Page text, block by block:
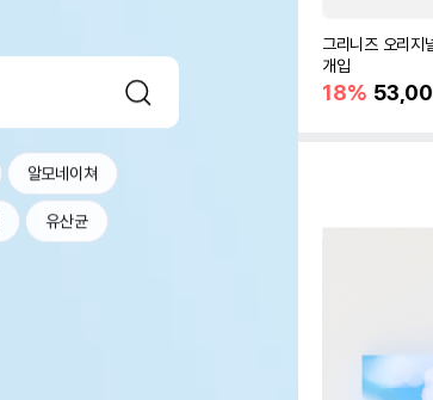
알모네이쳐
유산균
그리니즈 오리지
개입
18%